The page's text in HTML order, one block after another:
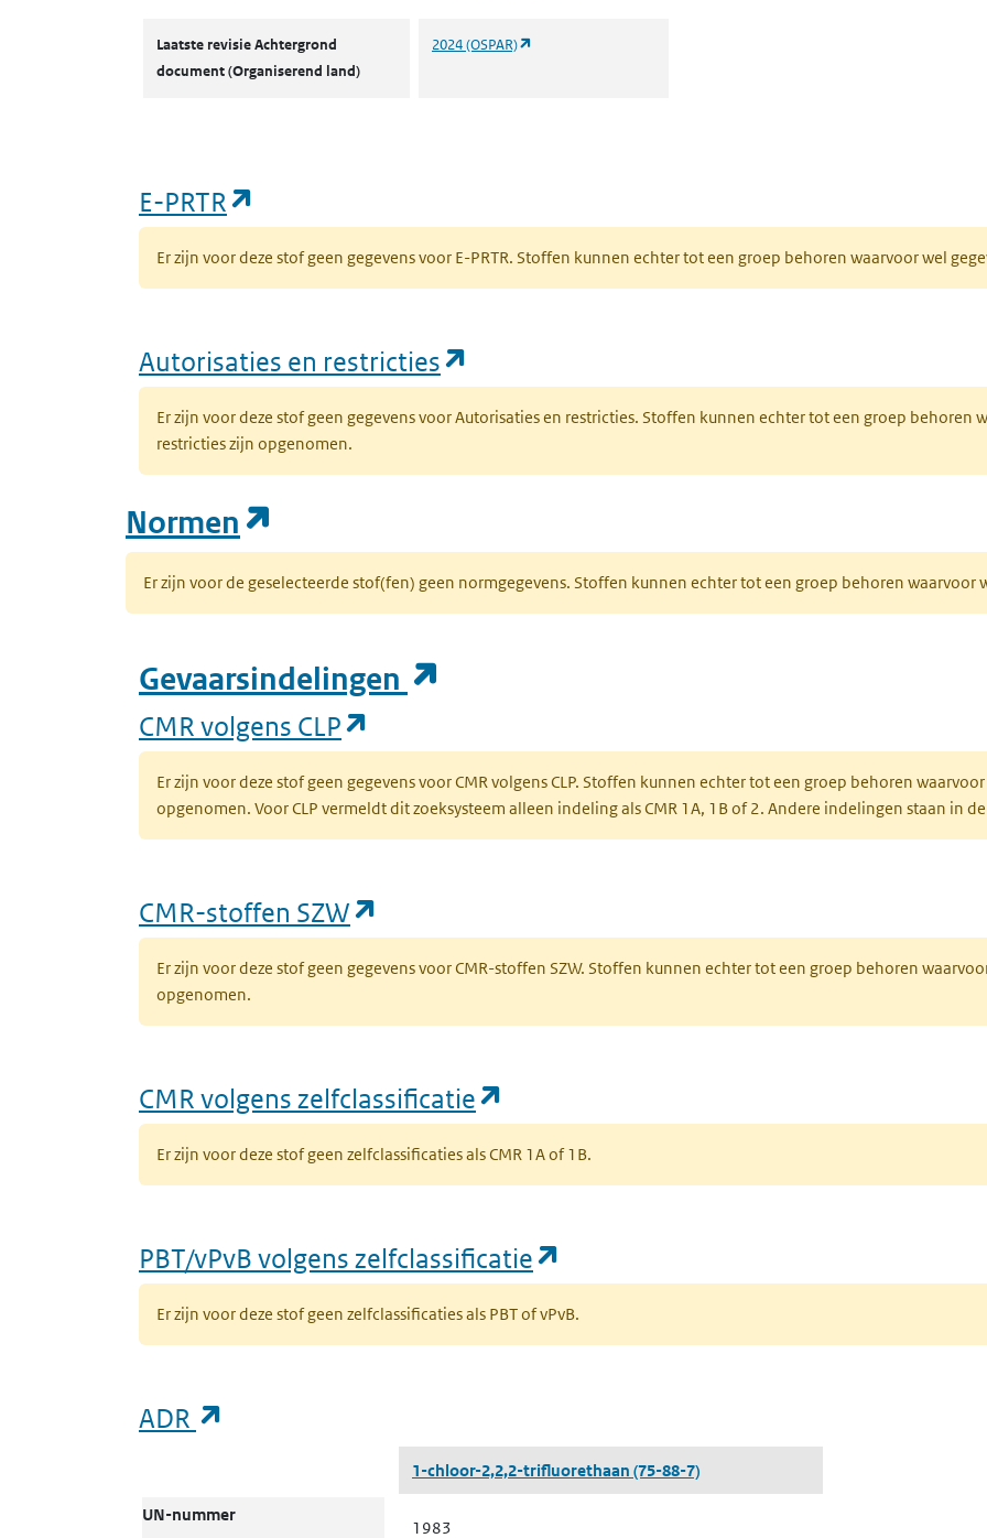
Laatste revisie Achtergrond
document (Organiserend land)
2024 (OSPAR)
E-PRTR
Er zijn voor deze stof geen gegevens voor E-PRTR. Stoffen kunnen echter tot een groep behoren waarvoor wel
Autorisaties en restricties
Er zijn voor deze stof geen gegevens voor Autorisaties en restricties. Stoffen kunnen echter tot een groep behoren
restricties zijn opgenomen.
Normen
Er zijn voor de geselecteerde stof(fen) geen normgegevens. Stoffen kunnen echter tot een groep behoren waarvoor
Gevaarsindelingen
CMR volgens CLP
Er zijn voor deze stof geen gegevens voor CMR volgens CLP. Stoffen kunnen echter tot een groep behoren
opgenomen. Voor CLP vermeldt dit zoeksysteem alleen indeling als CMR 1A, 1B of 2. Andere indelingen staan in
CMR-stoffen SZW
Er zijn voor deze stof geen gegevens voor CMR-stoffen SZW. Stoffen kunnen echter tot een groep behoren
opgenomen.
CMR volgens zelfclassificatie
Er zijn voor deze stof geen zelfclassificaties als CMR 1A of 1B.
PBT/vPvB volgens zelfclassificatie
Er zijn voor deze stof geen zelfclassificaties als PBT of vPvB.
ADR
1-chloor-2,2,2-trifluorethaan (75-88-7)
UN-nummer
1983